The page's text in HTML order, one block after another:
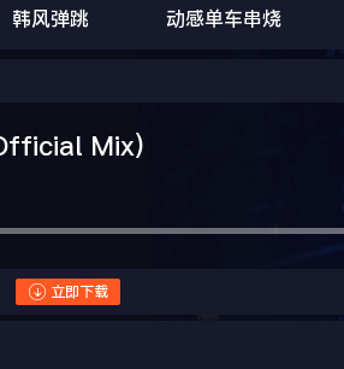
韩风弹跳 动感单车串烧
Mix)
 立即下载